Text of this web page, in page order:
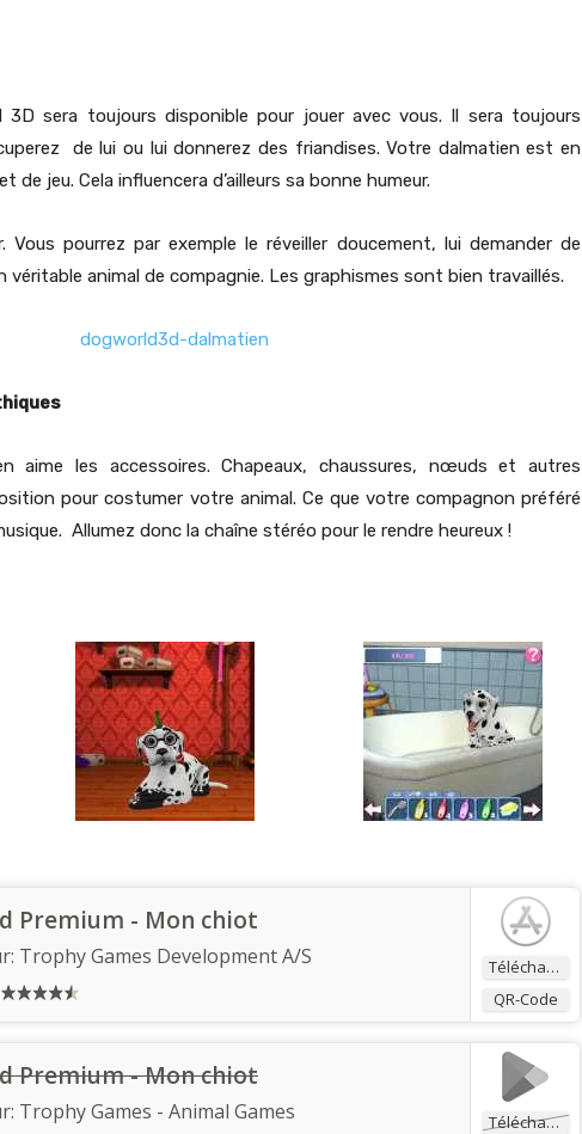
3D sera toujours disponible pour jouer avec vous. Il sera toujours
de lui ou lui donnerez des friandises. Votre dalmatien est en
jeu. Cela influencera d’ailleurs sa bonne humeur.
pourrez par exemple le réveiller doucement, lui demander de
véritable animal de compagnie. Les graphismes sont bien travaillés.
aime les accessoires. Chapeaux, chaussures, nœuds et autres
pour costumer votre animal. Ce que votre compagnon préféré
Allumez donc la chaîne stéréo pour le rendre heureux !
Télécharger
QR-Code
Premium - Mon chiot
Trophy Games Development A/S
Télécharger
Premium - Mon chiot
Trophy Games - Animal Games